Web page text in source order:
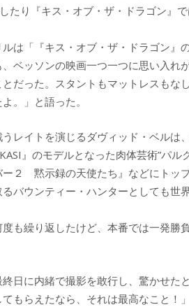
たり『キス・オブ・ザ・ドラゴン』
は「『キス・オブ・ザ・ドラゴン』
ベッソンの映画一つ一つに思い入れ
だった。スタントもマットレスもな
。」と語った。
レイトを演じるダヴィッド・ベルは
』のモデルとなった肉体芸術”パル
２ 黙示録の天使たち』などにトッ
バウンティー・ハンターとしても世
も繰り返したけど、本番では一発勝
日に内緒で撮影を敢行し、驚かせた
もらえたなら、それは最高なこと！